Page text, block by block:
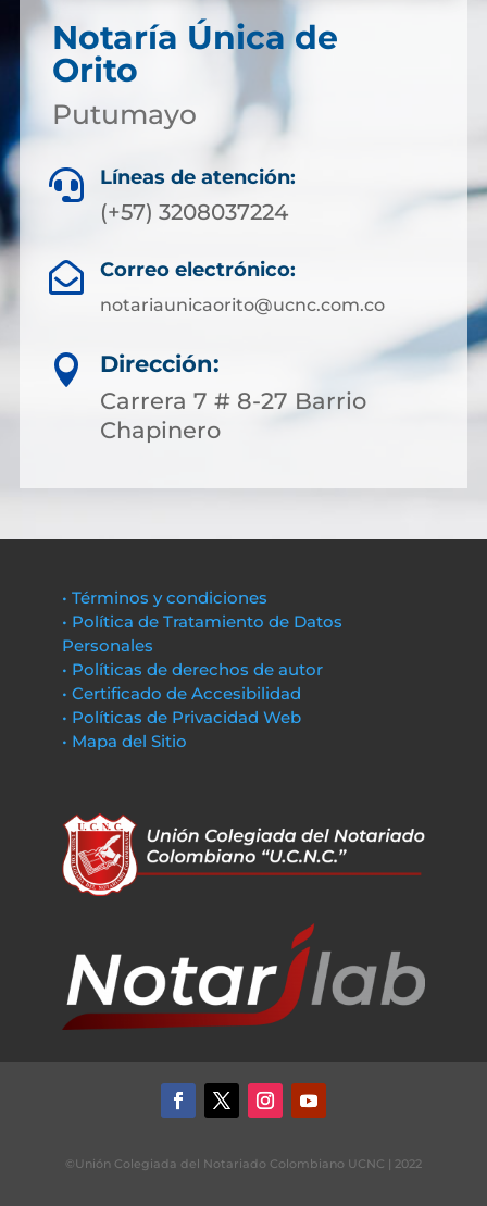
Notaría Única de
Orito
Putumayo
 Líneas de atención:
(+57) 3208037224
 Correo electrónico:
notariaunicaorito@ucnc.com.co

Dirección:
Carrera 7 # 8-27 Barrio
Chapinero
• Términos y condiciones
• Política de Tratamiento de Datos
Personales
• Políticas de derechos de autor
• Certificado de Accesibilidad
• Políticas de Privacidad Web
• Mapa del Sitio
©Unión Colegiada del Notariado Colombiano UCNC | 2022